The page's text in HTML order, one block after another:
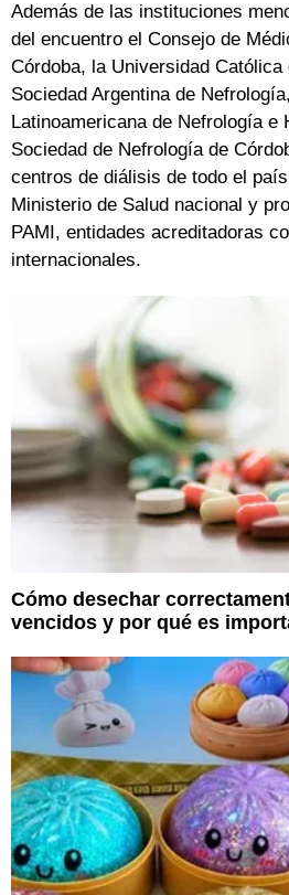
Además de las instituciones
del encuentro el Consejo de
Córdoba, la Universidad Católica
Sociedad Argentina de
Latinoamericana de Nefrología e
Sociedad de Nefrología de
centros de diálisis de todo el
Ministerio de Salud nacional y
PAMI, entidades acreditadoras
internacionales.
Cómo desechar
vencidos y por qué es